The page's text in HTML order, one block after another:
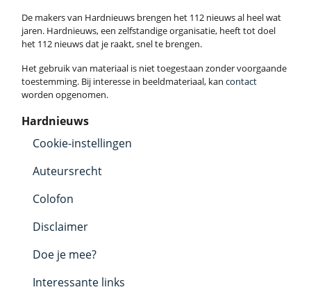
De makers van Hardnieuws brengen het 112 nieuws al heel wat
jaren. Hardnieuws, een zelfstandige organisatie, heeft tot doel
het 112 nieuws dat je raakt, snel te brengen.
Het gebruik van materiaal is niet toegestaan zonder voorgaande
toestemming. Bij interesse in beeldmateriaal, kan contact
worden opgenomen.
Hardnieuws
Cookie-instellingen
Auteursrecht
Colofon
Disclaimer
Doe je mee?
Interessante links